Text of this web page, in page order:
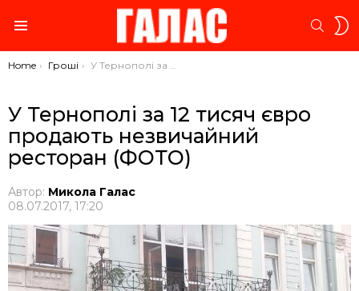
You are here:
Home Гроші У Тернополі за 12 тисяч євро продають незвичайний ресторан (ФОТО)
У Тернополі за 12 тисяч євро
продають незвичайний
ресторан (ФОТО)
Автор: Микола Галас
08.07.2017, 17:20